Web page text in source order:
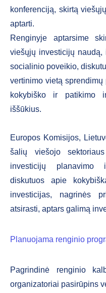
konferenciją, skirtą
aptarti.
Renginyje aptarsime
viešųjų investicijų
socialinio poveikio,
vertinimo vietą
kokybiško ir patikimo
iššūkius.
Europos Komisijos,
šalių viešojo
investicijų planavimo
diskutuos apie
investicijas, nagrinės
atsirasti, aptars galimą
Planuojama renginio
Pagrindinė renginio
organizatoriai pasirūpins